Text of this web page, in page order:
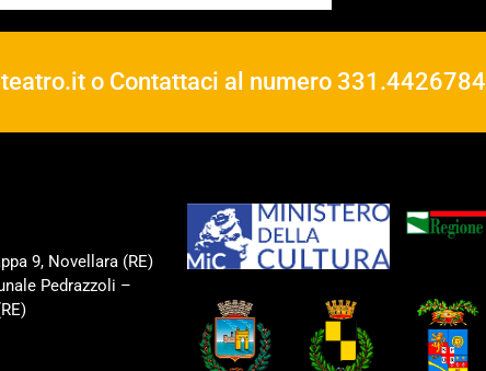
o Contattaci al numero 331.4426784
9, Novellara (RE)
Pedrazzoli –